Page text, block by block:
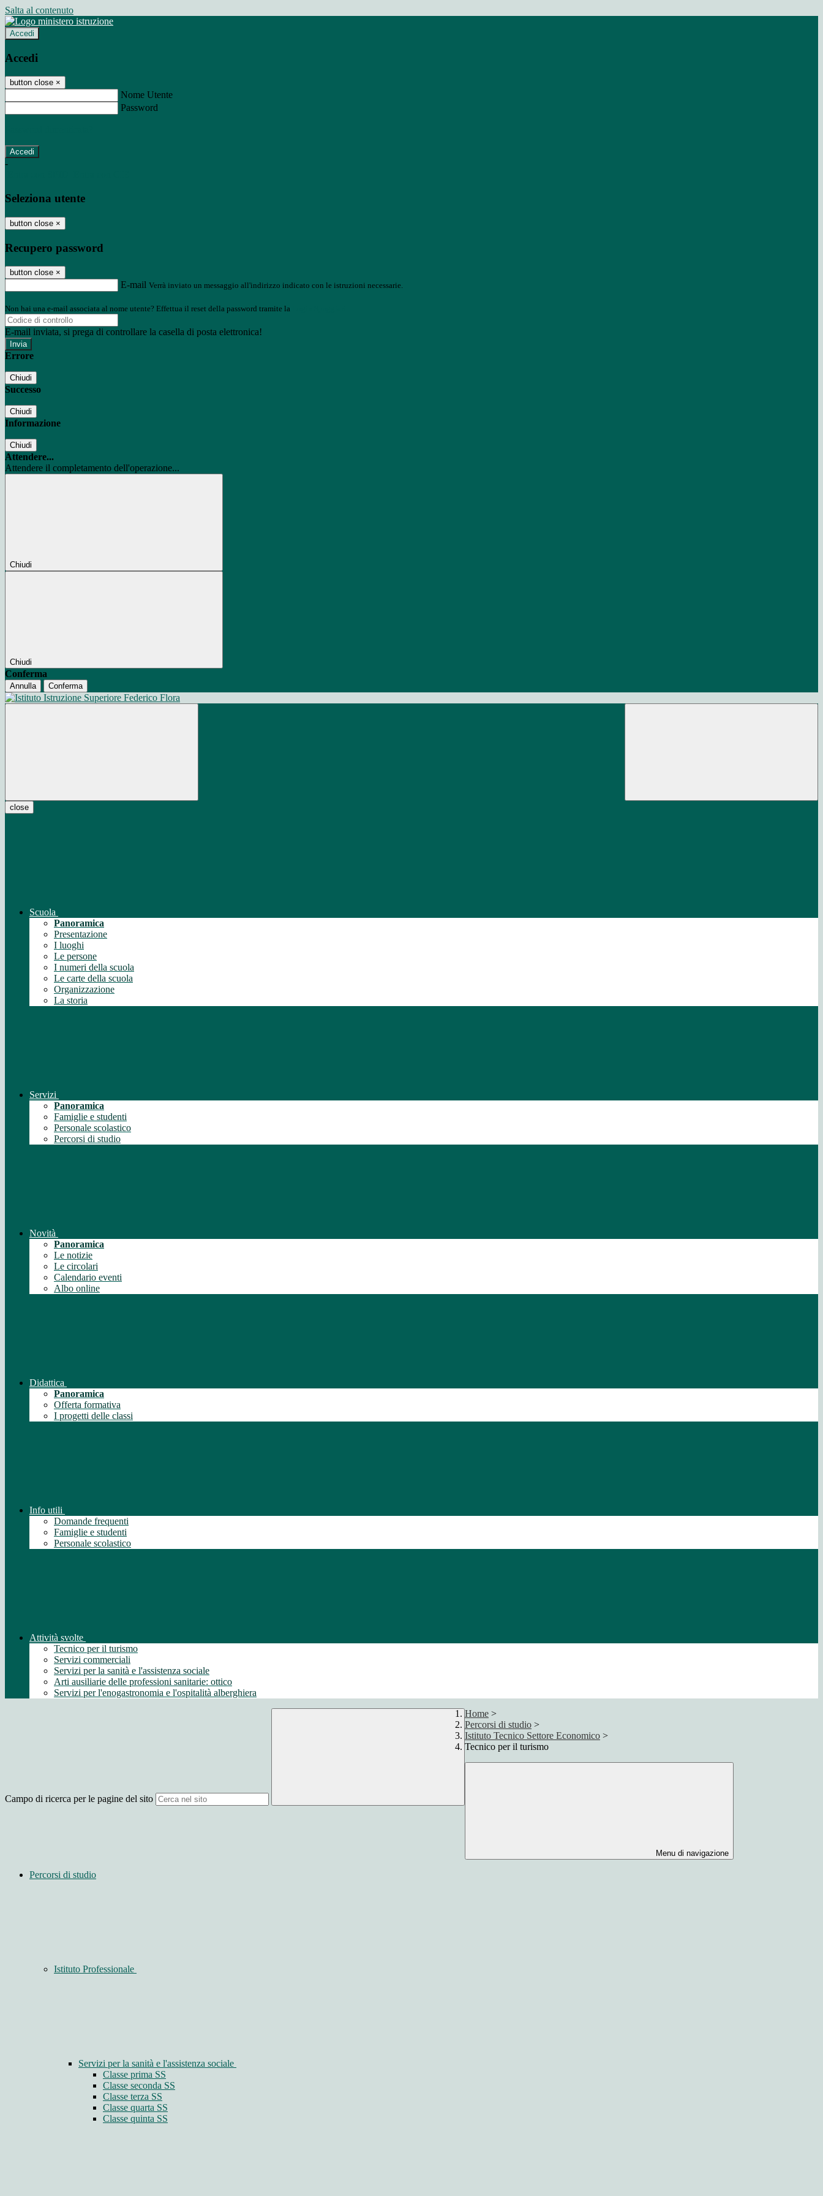
Salta al contenuto
Accedi
Accedi
button close ×
Nome Utente
Password
-
Seleziona utente
button close ×
Recupero password
button close ×
E-mail Verrà inviato un messaggio all'indirizzo indicato con le istruzioni necessarie.
Non hai una e-mail associata al nome utente? Effettua il reset della password tramite la
E-mail inviata, si prega di controllare la casella di posta elettronica!
Errore
Chiudi
Successo
Chiudi
Informazione
Chiudi
Attendere...
Attendere il completamento dell'operazione...
Chiudi
Chiudi
Conferma
Annulla Conferma
close
Scuola
Panoramica
Presentazione
I luoghi
Le persone
I numeri della scuola
Le carte della scuola
Organizzazione
La storia
Servizi
Panoramica
Famiglie e studenti
Personale scolastico
Percorsi di studio
Novità
Panoramica
Le notizie
Le circolari
Calendario eventi
Albo online
Didattica
Panoramica
Offerta formativa
I progetti delle classi
Info utili
Domande frequenti
Famiglie e studenti
Personale scolastico
Attività svolte
Tecnico per il turismo
Servizi commerciali
Servizi per la sanità e l'assistenza sociale
Arti ausiliarie delle professioni sanitarie: ottico
Servizi per l'enogastronomia e l'ospitalità alberghiera
Campo di ricerca per le pagine del sito
Home >
Percorsi di studio >
Istituto Tecnico Settore Economico >
Tecnico per il turismo
Menu di navigazione
Percorsi di studio
Istituto Professionale
Servizi per la sanità e l'assistenza sociale
Classe prima SS
Classe seconda SS
Classe terza SS
Classe quarta SS
Classe quinta SS